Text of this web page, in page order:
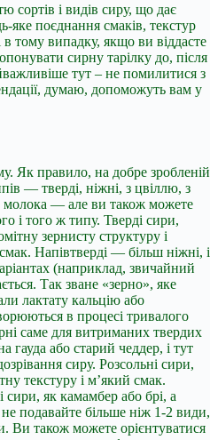
сортів і видів сиру, що дає
яке поєднання смаків, текстур
в тому випадку, якщо ви віддасте
сирну тарілку до, після
тут – не помилитися з
думаю, допоможуть вам у
Як правило, на добре зробленій
— тверді, ніжні, з цвіллю, з
молока — але ви також можете
і того ж типу. Тверді сири,
зернисту структуру і
Напівтверді — більш ніжні, і
(наприклад, звичайний
Так зване «зерно», яке
лактату кальцію або
в процесі тривалого
саме для витриманих твердих
гауда або старий чеддер, і тут
сиру. Розсольні сири,
текстуру і м’який смак.
сири, як камамбер або брі, а
подавайте більше ніж 1-2 види,
Ви також можете орієнтуватися